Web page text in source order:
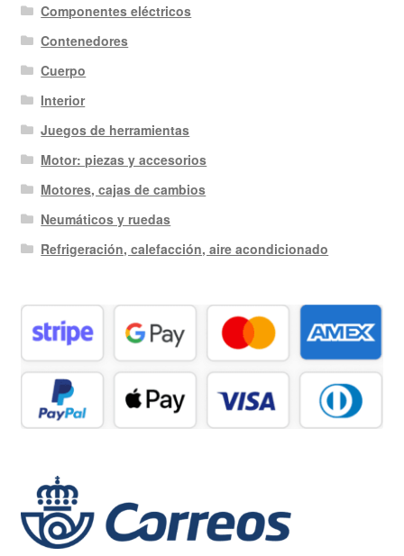
Componentes eléctricos
Contenedores
Cuerpo
Interior
Juegos de herramientas
Motor: piezas y accesorios
Motores, cajas de cambios
Neumáticos y ruedas
Refrigeración, calefacción, aire acondicionado